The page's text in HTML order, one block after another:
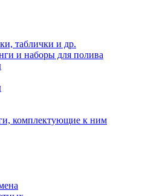
таблички и др.
и наборы для полива
комплектующие к ним